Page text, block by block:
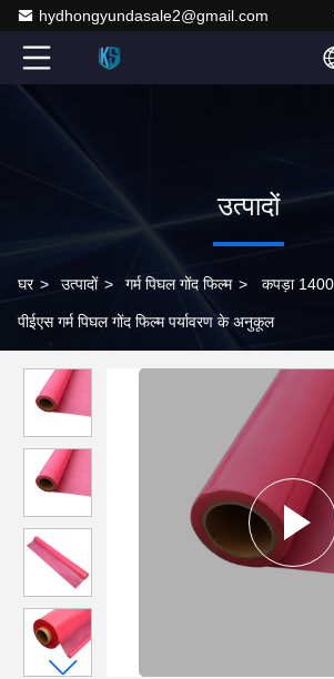
hydhongyundasale2@gmail.com
उत्पादों
घर > उत्पादों > गर्म पिघल गोंद फिल्म > कपड़ा 1400
पीईएस गर्म पिघल गोंद फिल्म पर्यावरण के अनुकूल